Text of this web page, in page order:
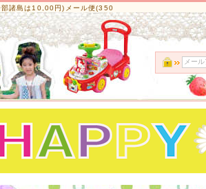
部諸島は10,00円)メール便(350